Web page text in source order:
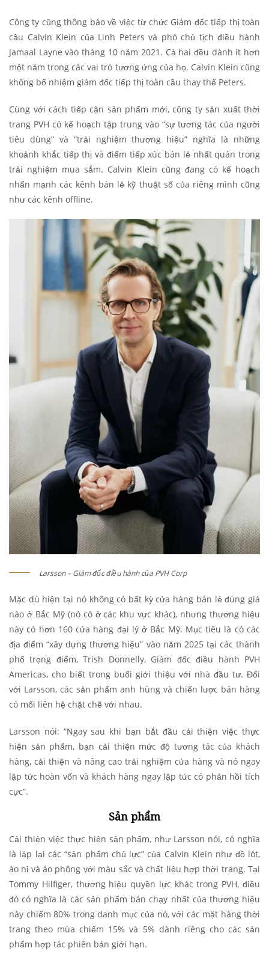
Công ty cũng thông báo về việc từ chức Giám đốc tiếp thị toàn
cầu Calvin Klein của Linh Peters và phó chủ tịch điều hành
Jamaal Layne vào tháng 10 năm 2021. Cả hai đều dành ít hơn
một năm trong các vai trò tương ứng của họ. Calvin Klein cũng
không bổ nhiệm giám đốc tiếp thị toàn cầu thay thế Peters.
Cùng với cách tiếp cận sản phẩm mới, công ty sản xuất thời
trang PVH có kế hoạch tập trung vào “sự tương tác của người
tiêu dùng” và “trải nghiệm thương hiệu” nghĩa là những
khoảnh khắc tiếp thị và điểm tiếp xúc bán lẻ nhất quán trong
trải nghiệm mua sắm. Calvin Klein cũng đang có kế hoạch
nhấn mạnh các kênh bán lẻ kỹ thuật số của riêng mình cũng
như các kênh offline.
Larsson – Giám đốc điều hành của PVH Corp
Mặc dù hiện tại nó không có bất kỳ cửa hàng bán lẻ đúng giá
nào ở Bắc Mỹ (nó có ở các khu vực khác), nhưng thương hiệu
này có hơn 160 cửa hàng đại lý ở Bắc Mỹ. Mục tiêu là có các
địa điểm “xây dựng thương hiệu” vào năm 2025 tại các thành
phố trọng điểm, Trish Donnelly, Giám đốc điều hành PVH
Americas, cho biết trong buổi giới thiệu với nhà đầu tư. Đối
với Larsson, các sản phẩm anh hùng và chiến lược bán hàng
có mối liên hệ chặt chẽ với nhau.
Larsson nói: “Ngay sau khi bạn bắt đầu cải thiện việc thực
hiện sản phẩm, bạn cải thiện mức độ tương tác của khách
hàng, cải thiện và nâng cao trải nghiệm cửa hàng và nó ngay
lập tức hoàn vốn và khách hàng ngay lập tức có phản hồi tích
cực”.
Sản phẩm
Cải thiện việc thực hiện sản phẩm, như Larsson nói, có nghĩa
là lặp lại các “sản phẩm chủ lực” của Calvin Klein như đồ lót,
áo nỉ và áo phông với màu sắc và chất liệu hợp thời trang. Tại
Tommy Hilfiger, thương hiệu quyền lực khác trong PVH, điều
đó có nghĩa là các sản phẩm bán chạy nhất của thương hiệu
này chiếm 80% trong danh mục của nó, với các mặt hàng thời
trang theo mùa chiếm 15% và 5% dành riêng cho các sản
phẩm hợp tác phiên bản giới hạn.